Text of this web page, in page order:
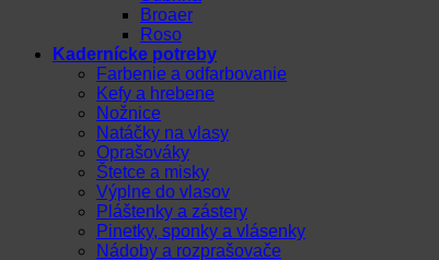
Broaer
Roso
Kadernícke potreby
Farbenie a odfarbovanie
Kefy a hrebene
Nožnice
Natáčky na vlasy
Oprašováky
Štetce a misky
Výplne do vlasov
Pláštenky a zástery
Pinetky, sponky a vlásenky
Nádoby a rozprašovače